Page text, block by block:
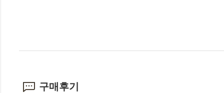
구매후기